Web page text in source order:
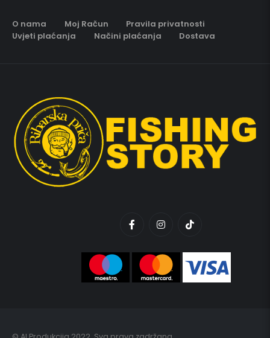
O nama Moj Račun
Pravila privatnosti
Uvjeti plaćanja
Načini plaćanja Dostava